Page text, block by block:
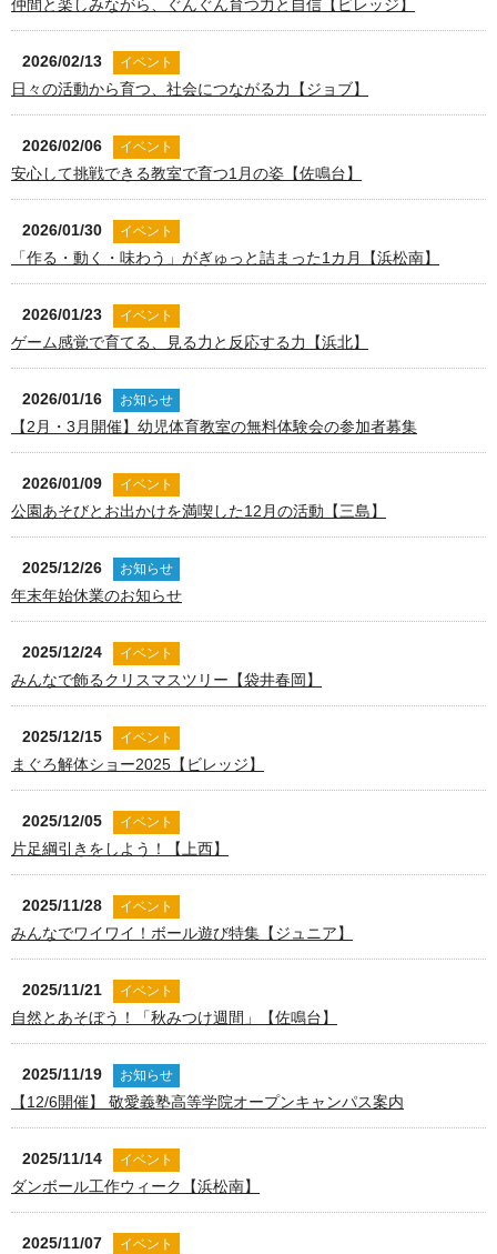
仲間と楽しみながら、ぐんぐん育つ力と自信【ビレッジ】
2026/02/13 イベント
日々の活動から育つ、社会につながる力【ジョブ】
2026/02/06 イベント
安心して挑戦できる教室で育つ1月の姿【佐鳴台】
2026/01/30 イベント
「作る・動く・味わう」がぎゅっと詰まった1カ月【浜松南】
2026/01/23 イベント
ゲーム感覚で育てる、見る力と反応する力【浜北】
2026/01/16 お知らせ
【2月・3月開催】幼児体育教室の無料体験会の参加者募集
2026/01/09 イベント
公園あそびとお出かけを満喫した12月の活動【三島】
2025/12/26 お知らせ
年末年始休業のお知らせ
2025/12/24 イベント
みんなで飾るクリスマスツリー【袋井春岡】
2025/12/15 イベント
まぐろ解体ショー2025【ビレッジ】
2025/12/05 イベント
片足綱引きをしよう！【上西】
2025/11/28 イベント
みんなでワイワイ！ボール遊び特集【ジュニア】
2025/11/21 イベント
自然とあそぼう！「秋みつけ週間」【佐鳴台】
2025/11/19 お知らせ
【12/6開催】 敬愛義塾高等学院オープンキャンパス案内
2025/11/14 イベント
ダンボール工作ウィーク【浜松南】
2025/11/07 イベント